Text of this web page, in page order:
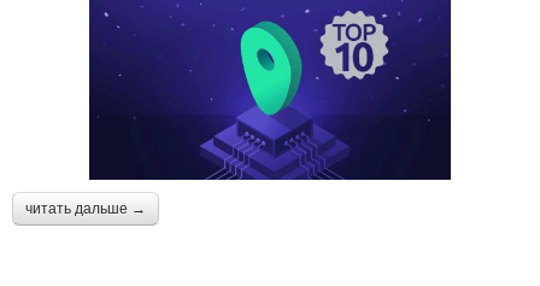
читать дальше →